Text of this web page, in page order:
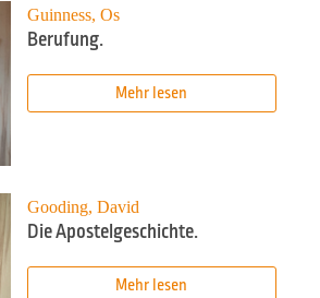
Guinness, Os
Berufung.
Mehr lesen
Gooding, David
Die Apostelgeschichte.
Mehr lesen